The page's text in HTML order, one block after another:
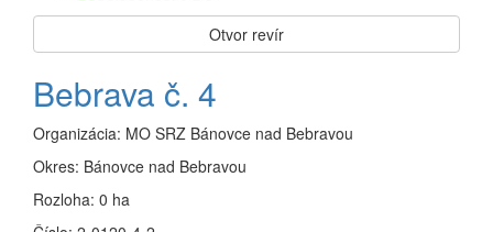
Otvor revír
Bebrava č. 4
Organizácia: MO SRZ Bánovce nad Bebravou
Okres: Bánovce nad Bebravou
Rozloha: 0 ha